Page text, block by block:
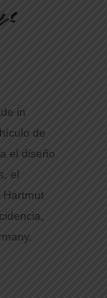
in
de
el diseño
el
Hartmut